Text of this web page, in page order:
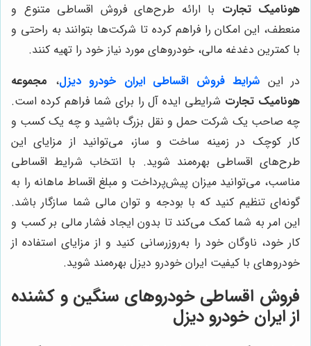
هونامیک تجارت با ارائه طرح‌های فروش اقساطی متنوع و
منعطف، این امکان را فراهم کرده تا شرکت‌ها بتوانند به راحتی و
با کمترین دغدغه مالی، خودروهای مورد نیاز خود را تهیه کنند.
در این شرایط فروش اقساطی ایران خودرو دیزل، مجموعه
هونامیک تجارت شرایطی ایده آل را برای شما فراهم کرده است.
چه صاحب یک شرکت حمل و نقل بزرگ باشید و چه یک کسب و
کار کوچک در زمینه ساخت و ساز، می‌توانید از مزایای این
طرح‌های اقساطی بهره‌مند شوید. با انتخاب شرایط اقساطی
مناسب، می‌توانید میزان پیش‌پرداخت و مبلغ اقساط ماهانه را به
گونه‌ای تنظیم کنید که با بودجه و توان مالی شما سازگار باشد.
این امر به شما کمک می‌کند تا بدون ایجاد فشار مالی بر کسب و
کار خود، ناوگان خود را به‌روزرسانی کنید و از مزایای استفاده از
خودروهای با کیفیت ایران خودرو دیزل بهره‌مند شوید.
فروش اقساطی خودروهای سنگین و کشنده
از ایران خودرو دیزل